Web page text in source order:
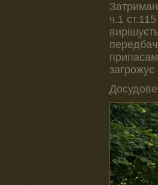
ч.1
загрожує